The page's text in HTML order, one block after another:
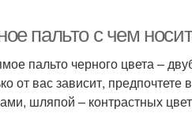
пальто с чем
пальто черного цвета –
от вас зависит,
шляпой – контрастных